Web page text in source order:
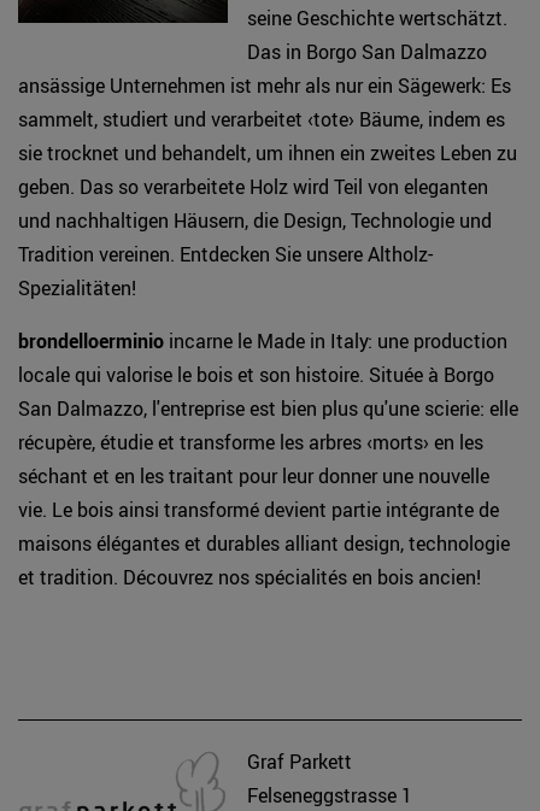
seine Geschichte wertschätzt.
Das in Borgo San Dalmazzo
ansässige Unternehmen ist mehr als nur ein Sägewerk: Es
sammelt, studiert und verarbeitet ‹tote› Bäume, indem es
sie trocknet und behandelt, um ihnen ein zweites Leben zu
geben. Das so verarbeitete Holz wird Teil von eleganten
und nachhaltigen Häusern, die Design, Technologie und
Tradition vereinen. Entdecken Sie unsere Altholz-
Spezialitäten!
brondelloerminio incarne le Made in Italy: une production
locale qui valorise le bois et son histoire. Située à Borgo
San Dalmazzo, l'entreprise est bien plus qu'une scierie: elle
récupère, étudie et transforme les arbres ‹morts› en les
séchant et en les traitant pour leur donner une nouvelle
vie. Le bois ainsi transformé devient partie intégrante de
maisons élégantes et durables alliant design, technologie
et tradition. Découvrez nos spécialités en bois ancien!
Graf Parkett
Felseneggstrasse 1